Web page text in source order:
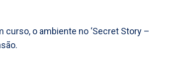
o ambiente no ‘Secret Story –